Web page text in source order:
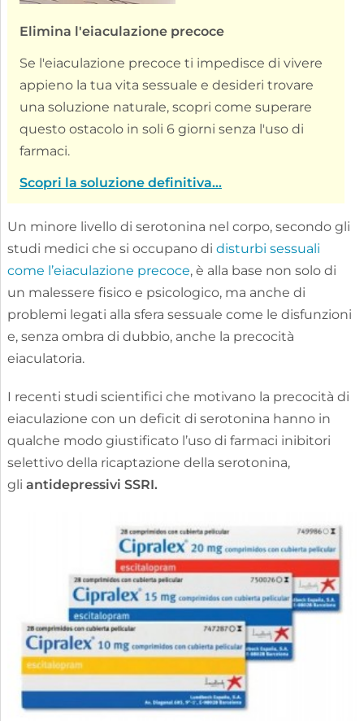
Elimina l'eiaculazione precoce
Se l'eiaculazione precoce ti impedisce di vivere
appieno la tua vita sessuale e desideri trovare
una soluzione naturale, scopri come superare
questo ostacolo in soli 6 giorni senza l'uso di
farmaci.
Scopri la soluzione definitiva...
Un minore livello di serotonina nel corpo, secondo gli
studi medici che si occupano di disturbi sessuali
come l’eiaculazione precoce, è alla base non solo di
un malessere fisico e psicologico, ma anche di
problemi legati alla sfera sessuale come le disfunzioni
e, senza ombra di dubbio, anche la precocità
eiaculatoria.
I recenti studi scientifici che motivano la precocità di
eiaculazione con un deficit di serotonina hanno in
qualche modo giustificato l’uso di farmaci inibitori
selettivo della ricaptazione della serotonina,
gli antidepressivi SSRI.